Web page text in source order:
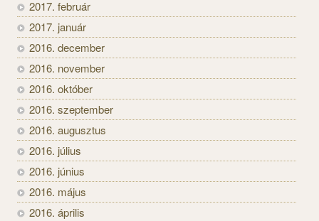
2017. február
2017. január
2016. december
2016. november
2016. október
2016. szeptember
2016. augusztus
2016. július
2016. június
2016. május
2016. április